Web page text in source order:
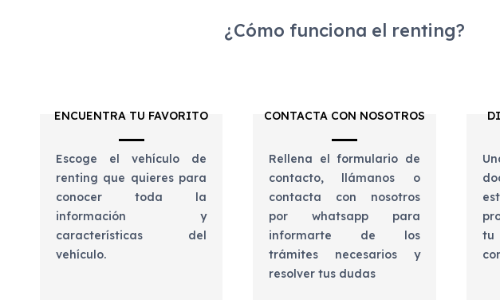
¿Cómo funciona el renting?
ENCUENTRA TU FAVORITO
Escoge el vehículo de
renting que quieres para
conocer toda la
información y
características del
vehículo.
CONTACTA CON NOSOTROS
Rellena el formulario de
contacto, llámanos o
contacta con nosotros
por whatsapp para
informarte de los
trámites necesarios y
resolver tus dudas
tu